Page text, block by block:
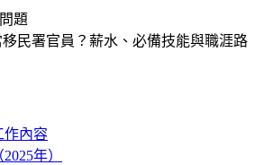
題
民署官員？薪水、必備技能與職涯路
作內容
年）